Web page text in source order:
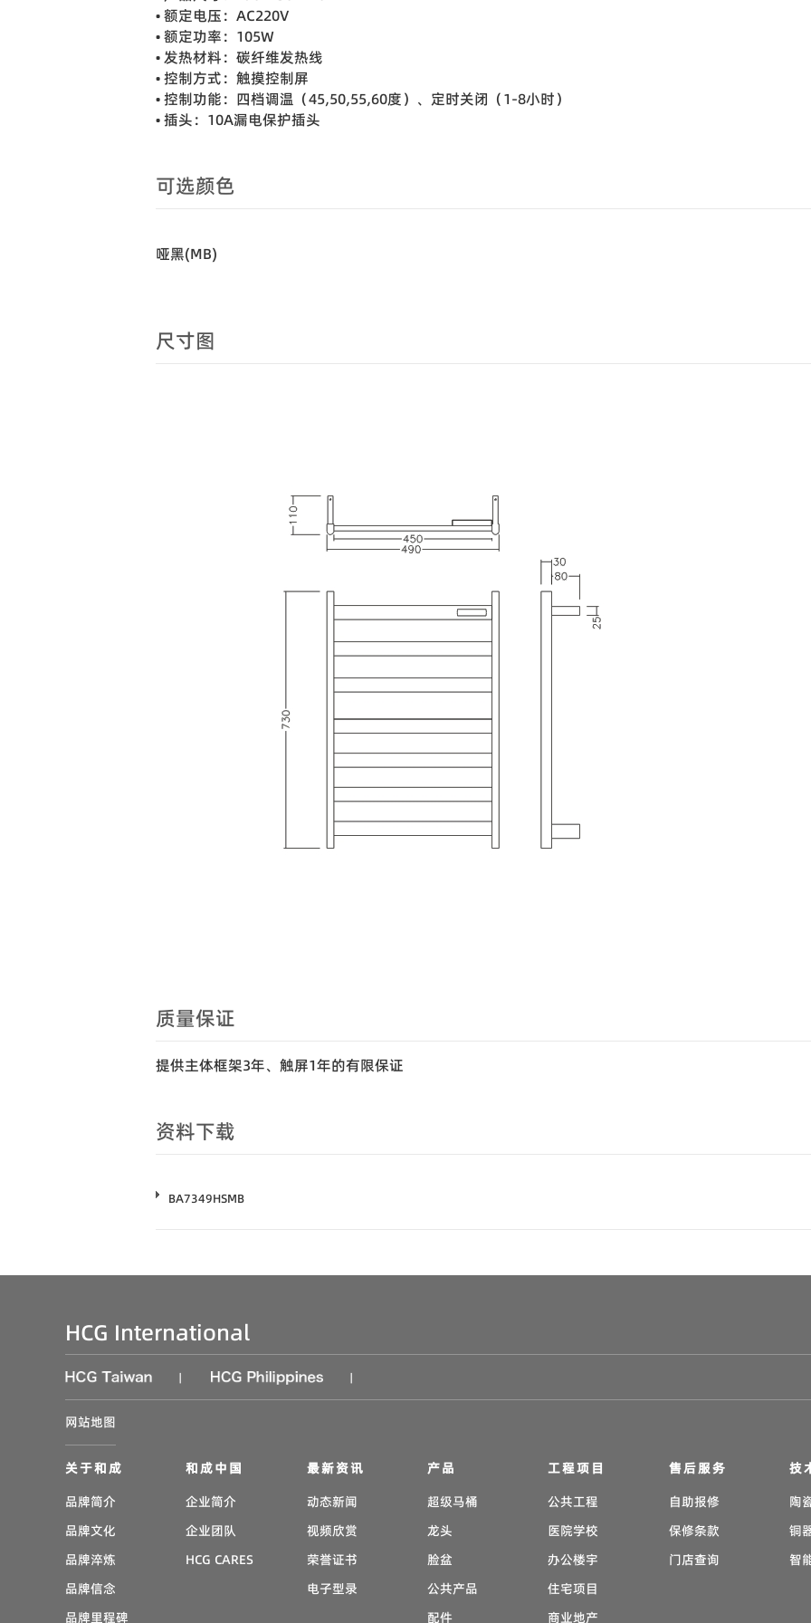
• 额定电压：AC220V
• 额定功率：105W
• 发热材料：碳纤维发热线
• 控制方式：触摸控制屏
• 控制功能：四档调温（45,50,55,60度）、定时关闭（1-8小时）
• 插头：10A漏电保护插头
可选颜色
哑黑(MB)
尺寸图
质量保证
提供主体框架3年、触屏1年的有限保证
资料下载
BA7349HSMB
HCG International
| |
网站地图
关于和成
品牌简介
品牌文化
品牌淬炼
品牌信念
品牌里程碑
和成中国
企业简介
企业团队
HCG CARES
最新资讯
动态新闻
视频欣赏
荣誉证书
电子型录
产品
超级马桶
龙头
脸盆
公共产品
配件
工程项目
公共工程
医院学校
办公楼宇
住宅项目
商业地产
售后服务
自助报修
保修条款
门店查询
技
陶
铜
智